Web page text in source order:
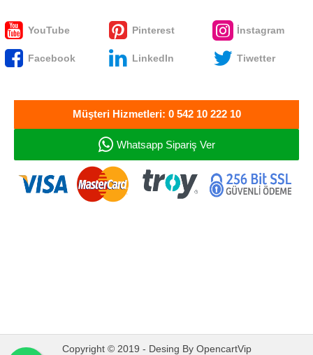
YouTube Pinterest İnstagram
Facebook LinkedIn Tiwetter
Müşteri Hizmetleri: 0 542 10 222 10
Whatsapp Sipariş Ver
Copyright © 2019 - Desing By OpencartVip